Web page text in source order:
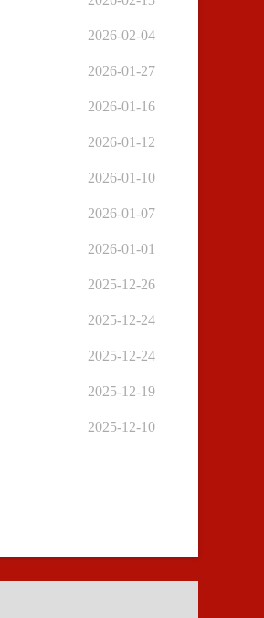
2026-02-04
2026-01-27
2026-01-16
2026-01-12
2026-01-10
2026-01-07
2026-01-01
2025-12-26
2025-12-24
2025-12-24
2025-12-19
2025-12-10